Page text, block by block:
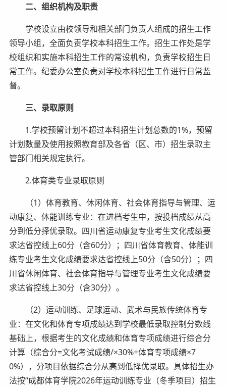
二、 组织机构及职责
学校设立由校领导和相关部门负责人组成的招生工作
领导小组，全面负责学校本科招生工作。招生工作处是学
校组织和实施本科招生工作的常设机构，负责学校招生日
常工作。纪委办公室负责对学校本科招生工作进行日常监
督。
三、 录取原则
1.学校预留计划不超过本科招生计划总数的1%，预留
计划数量及使用按照教育部及各省（区、市）招生录取主
管部门相关规定执行。
2.体育类专业录取原则
（1）体育教育、休闲体育、社会体育指导与管理、运
动康复、体能训练专业：在进档考生中，按投档成绩从高
分到低分择优录取。四川省运动康复专业考生文化成绩要
求达省控线上60分（含60分）；四川省体育教育、体能训
练专业考生文化成绩要求达省控线上50分（含50分）；四
川省休闲体育、社会体育指导与管理专业考生文化成绩要
求达省控线上30分（含30分）。
（2）运动训练、足球运动、武术与民族传统体育专
业：在文化和体育专项成绩达到学校最低录取控制分数线
基础上，根据考生的文化成绩和体育专项成绩进行综合分
计算（综合分=文化考试成绩/×30%+体育专项成绩×7
0%），分项目依据综合分从高到低择优录取。具体招生办
法按“成都体育学院2026年运动训练专业（冬季项目）招生